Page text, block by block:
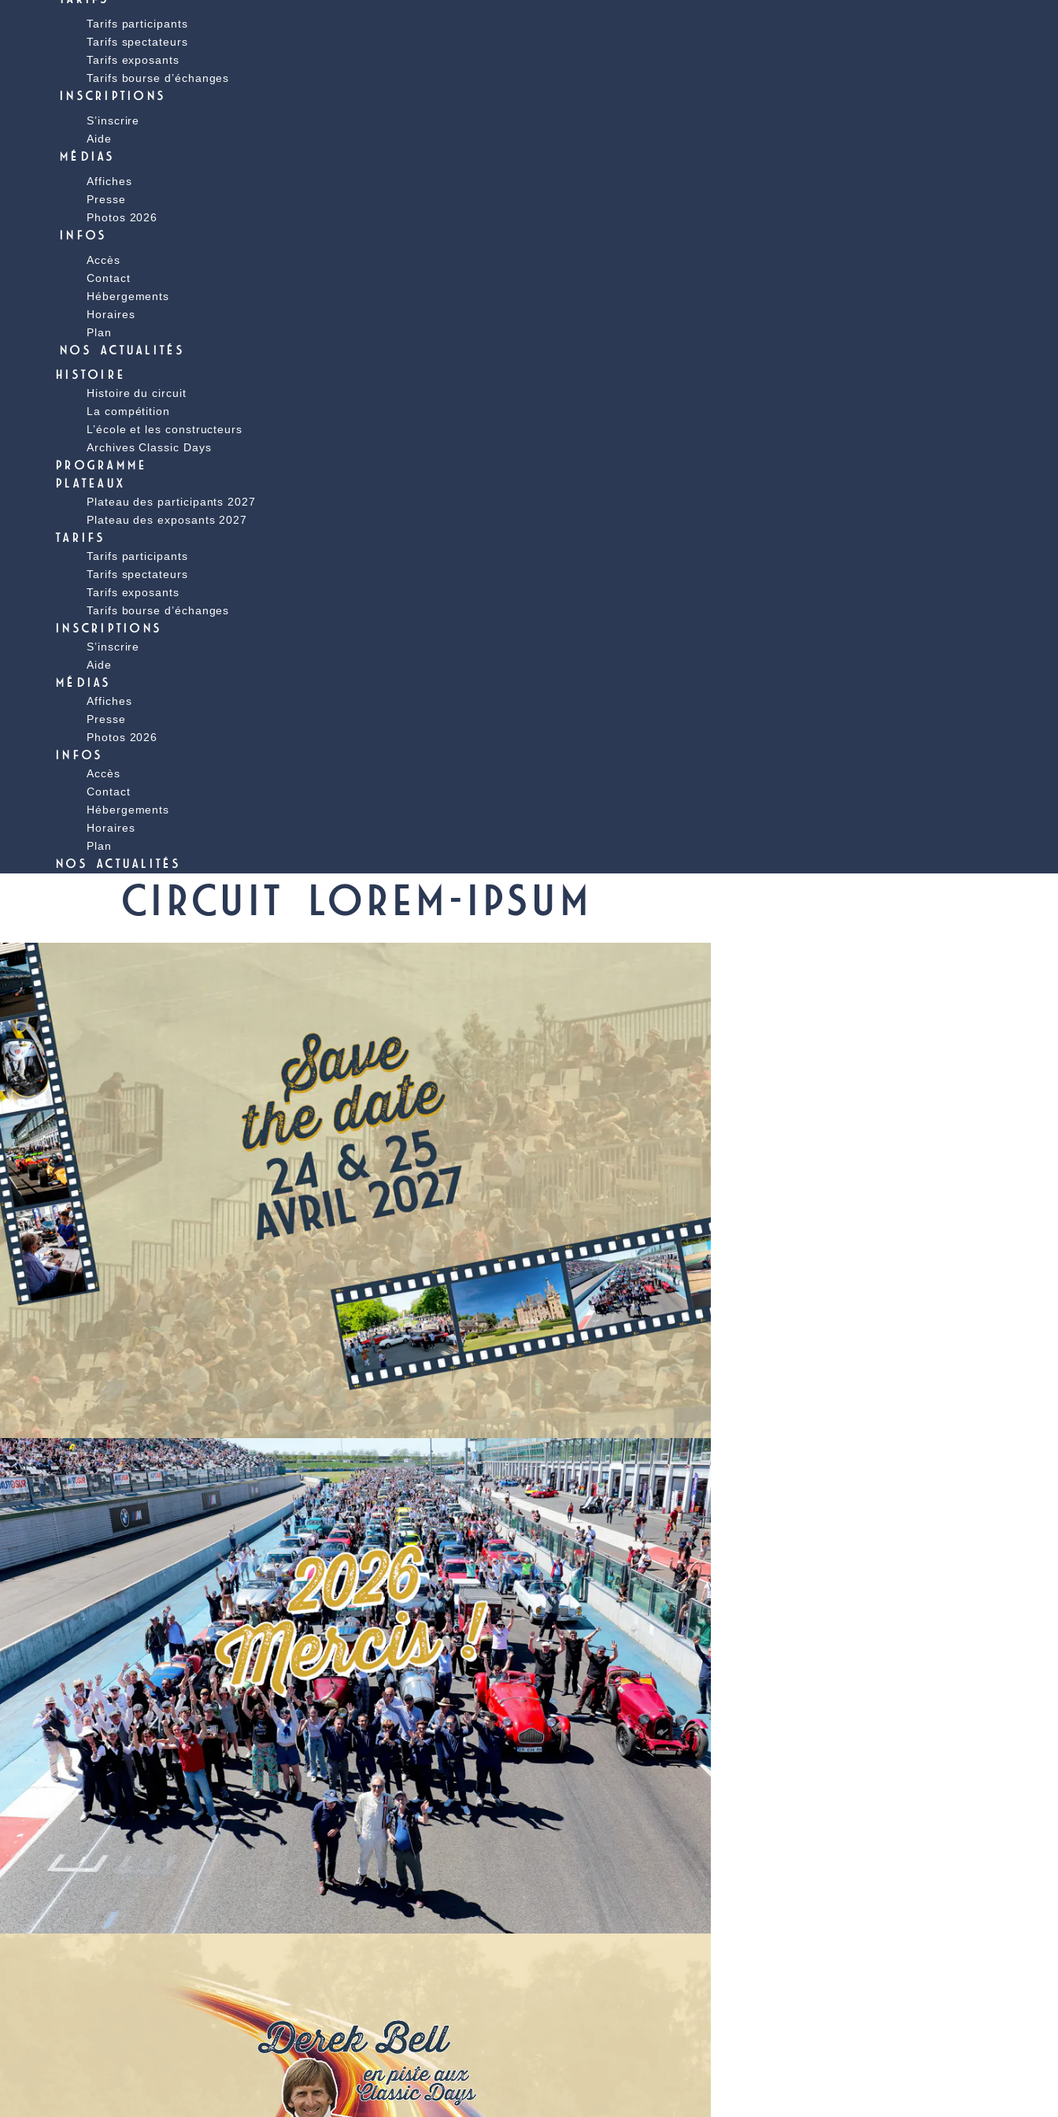
Tarifs participants
Tarifs spectateurs
Tarifs exposants
Tarifs bourse d’échanges
INSCRIPTIONS
S’inscrire
Aide
MÉDIAS
Affiches
Presse
Photos 2026
INFOS
Accès
Contact
Hébergements
Horaires
Plan
NOS ACTUALITÉS
HISTOIRE
Histoire du circuit
La compétition
L’école et les constructeurs
Archives Classic Days
PROGRAMME
PLATEAUX
Plateau des participants 2027
Plateau des exposants 2027
TARIFS
Tarifs participants
Tarifs spectateurs
Tarifs exposants
Tarifs bourse d’échanges
INSCRIPTIONS
S’inscrire
Aide
MÉDIAS
Affiches
Presse
Photos 2026
INFOS
Accès
Contact
Hébergements
Horaires
Plan
NOS ACTUALITÉS
CIRCUIT LOREM-IPSUM